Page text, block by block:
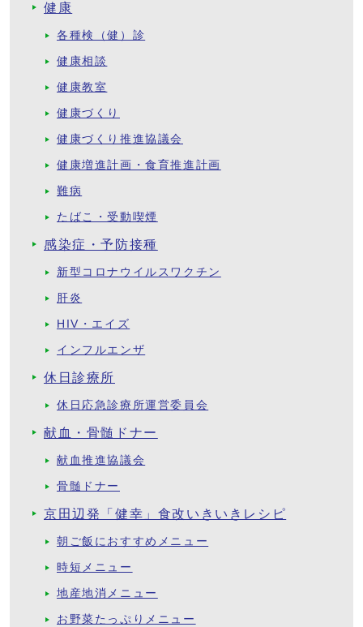
健康
各種検（健）診
健康相談
健康教室
健康づくり
健康づくり推進協議会
健康増進計画・食育推進計画
難病
たばこ・受動喫煙
感染症・予防接種
新型コロナウイルスワクチン
肝炎
HIV・エイズ
インフルエンザ
休日診療所
休日応急診療所運営委員会
献血・骨髄ドナー
献血推進協議会
骨髄ドナー
京田辺発「健幸」食改いきいきレシピ
朝ご飯におすすめメニュー
時短メニュー
地産地消メニュー
お野菜たっぷりメニュー